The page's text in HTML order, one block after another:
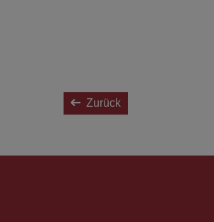
Zurück